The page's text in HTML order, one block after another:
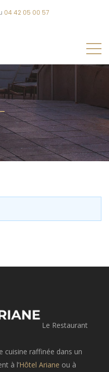
04 42 05 00 57
Le Restaurant
cuisine raffinée dans un
à l’Hôtel Ariane ou à